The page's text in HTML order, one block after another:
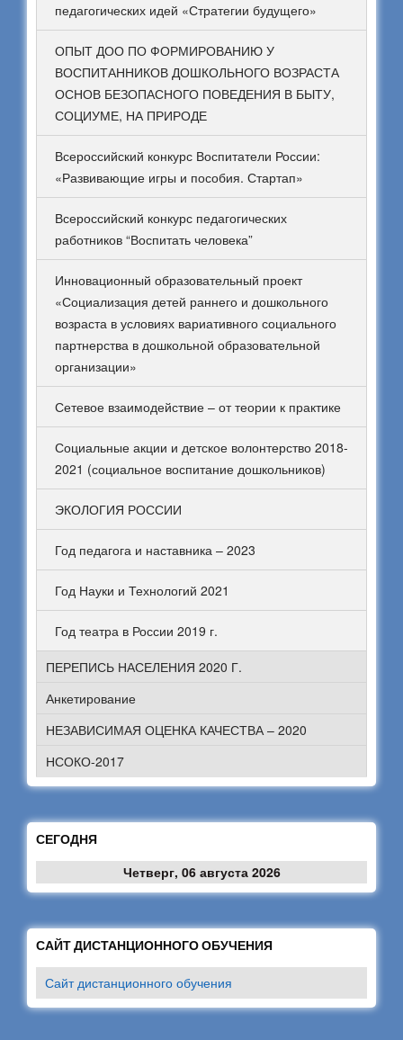
педагогических идей «Стратегии будущего»
ОПЫТ ДОО ПО ФОРМИРОВАНИЮ У
ВОСПИТАННИКОВ ДОШКОЛЬНОГО ВОЗРАСТА
ОСНОВ БЕЗОПАСНОГО ПОВЕДЕНИЯ В БЫТУ,
СОЦИУМЕ, НА ПРИРОДЕ
Всероссийский конкурс Воспитатели России:
«Развивающие игры и пособия. Стартап»
Всероссийский конкурс педагогических
работников “Воспитать человека”
Инновационный образовательный проект
«Социализация детей раннего и дошкольного
возраста в условиях вариативного социального
партнерства в дошкольной образовательной
организации»
Сетевое взаимодействие – от теории к практике
Социальные акции и детское волонтерство 2018-
2021 (социальное воспитание дошкольников)
ЭКОЛОГИЯ РОССИИ
Год педагога и наставника – 2023
Год Науки и Технологий 2021
Год театра в России 2019 г.
ПЕРЕПИСЬ НАСЕЛЕНИЯ 2020 Г.
Анкетирование
НЕЗАВИСИМАЯ ОЦЕНКА КАЧЕСТВА – 2020
НСОКО-2017
СЕГОДНЯ
Четверг, 06 августа 2026
САЙТ ДИСТАНЦИОННОГО ОБУЧЕНИЯ
Сайт дистанционного обучения